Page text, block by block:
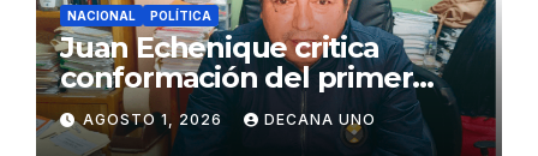
NACIONAL POLÍTICA
Juan Echenique critica
conformación del primer
gabinete ministerial de Keiko
Fujimori
AGOSTO 1, 2026 DECANA UNO